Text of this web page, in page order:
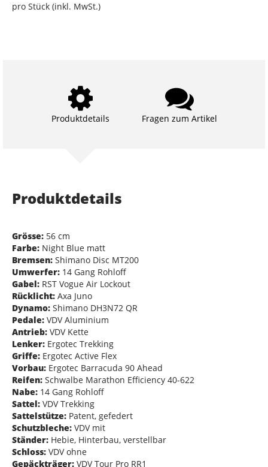
pro Stück (inkl. MwSt.)
Produktdetails Fragen zum Artikel
Produktdetails
Grösse: 56 cm
Farbe: Night Blue matt
Bremsen: Shimano Disc MT200
Umwerfer: 14 Gang Rohloff
Gabel: RST Vogue Air Lockout
Rücklicht: Axa Juno
Dynamo: Shimano DH3N72 QR
Pedale: VDV Aluminium
Antrieb: VDV Kette
Lenker: Ergotec Trekking
Griffe: Ergotec Active Flex
Vorbau: Ergotec Barracuda 90 Ahead
Reifen: Schwalbe Marathon Efficiency 40-622
Nabe: 14 Gang Rohloff
Sattel: VDV Trekking
Sattelstütze: Patent, gefedert
Schutzbleche: VDV mit
Ständer: Hebie, Hinterbau, verstellbar
Schloss: VDV ohne
Gepäckträger: VDV Tour Pro RR1